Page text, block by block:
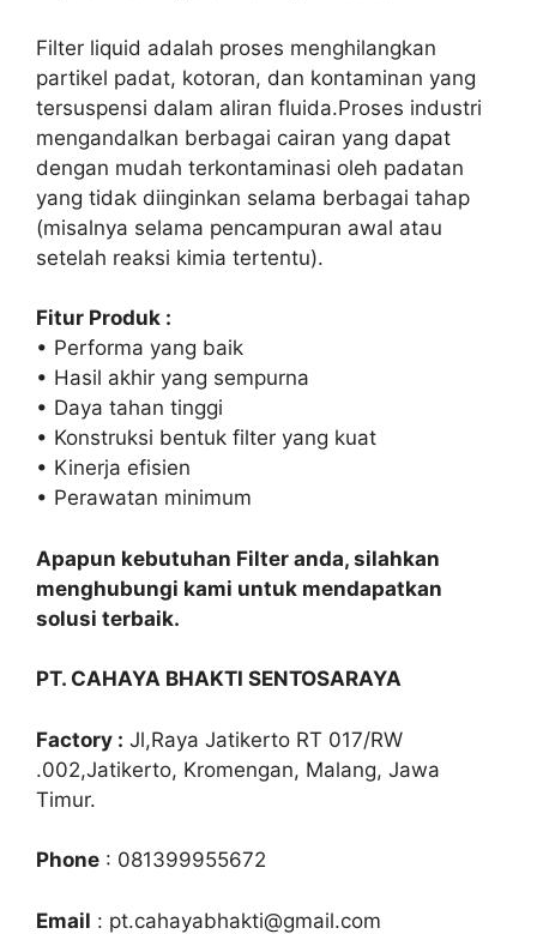
Filter liquid adalah proses menghilangkan
partikel padat, kotoran, dan kontaminan yang
tersuspensi dalam aliran fluida.Proses industri
mengandalkan berbagai cairan yang dapat
dengan mudah terkontaminasi oleh padatan
yang tidak diinginkan selama berbagai tahap
(misalnya selama pencampuran awal atau
setelah reaksi kimia tertentu).
Fitur Produk :
• Performa yang baik
• Hasil akhir yang sempurna
• Daya tahan tinggi
• Konstruksi bentuk filter yang kuat
• Kinerja efisien
• Perawatan minimum
Apapun kebutuhan Filter anda, silahkan
menghubungi kami untuk mendapatkan
solusi terbaik.
PT. CAHAYA BHAKTI SENTOSARAYA
Factory : Jl,Raya Jatikerto RT 017/RW
.002,Jatikerto, Kromengan, Malang, Jawa
Timur.
Phone : 081399955672
Email : pt.cahayabhakti@gmail.com